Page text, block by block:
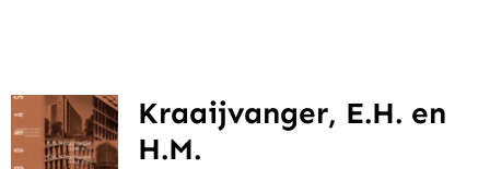
Kraaijvanger, E.H. en
H.M.